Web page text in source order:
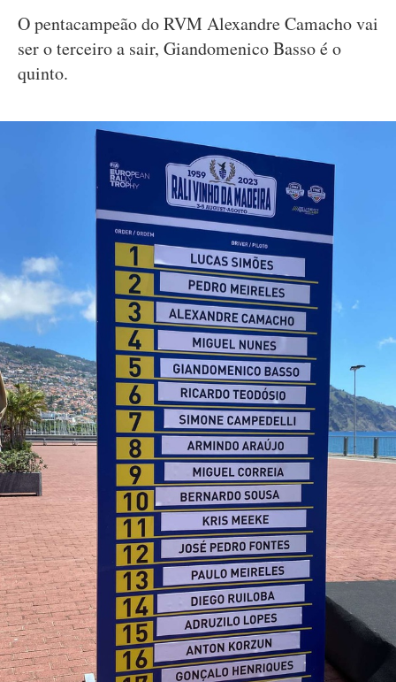
O pentacampeão do RVM Alexandre Camacho vai
ser o terceiro a sair, Giandomenico Basso é o
quinto.